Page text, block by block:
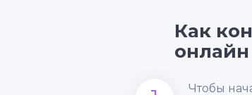
Как
онлайн
Чтобы